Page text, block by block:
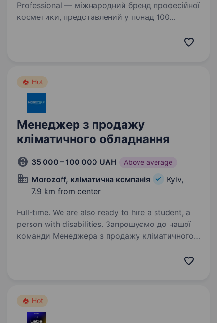
Professional — міжнародний бренд професійної
косметики, представлений у понад 100
Hot
Менеджер з продажу
кліматичного обладнання
35 000 – 100 000 UAH Above average
Morozoff, кліматична компанія
Kyiv,
7.9 km from center
Full-time. We are also ready to hire a student, a
person with disabilities. Запрошуємо до нашої
команди Менеджера з продажу кліматичного
Hot